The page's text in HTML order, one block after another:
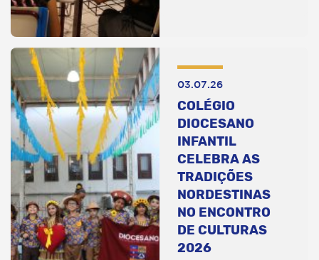
03.07.26
COLÉGIO
DIOCESANO
INFANTIL
CELEBRA AS
TRADIÇÕES
NORDESTINAS
NO ENCONTRO
DE CULTURAS
2026